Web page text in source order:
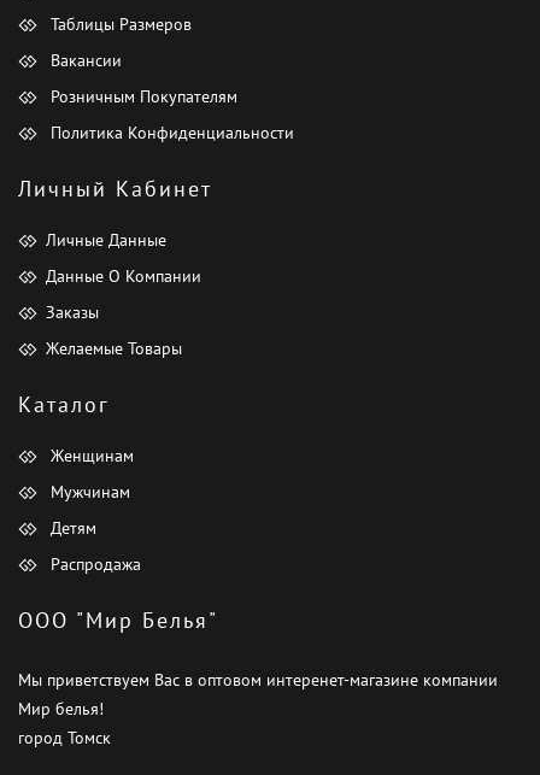
Таблицы Размеров
Вакансии
Розничным Покупателям
Политика Конфиденциальности
Личный Кабинет
Личные Данные
Данные О Компании
Заказы
Желаемые Товары
Каталог
Женщинам
Мужчинам
Детям
Распродажа
ООО "Мир Белья"
Мы приветствуем Вас в оптовом интеренет-магазине компании
Мир белья!
город Томск